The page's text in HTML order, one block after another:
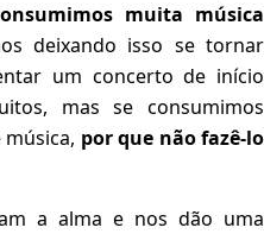
muita música
deixando isso se tornar
um concerto de início
mas se consumimos
por que não fazê-lo
a alma e nos dão uma